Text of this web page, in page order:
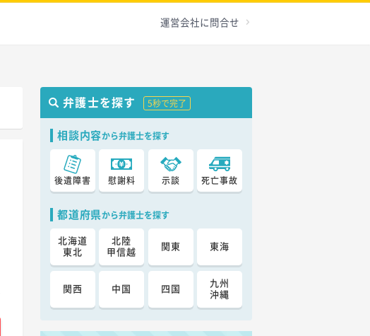
運営会社に問合せ
弁護士を探す 5秒で完了
相談内容から弁護士を探す
後遺障害 慰謝料 示談 死亡事故
都道府県から弁護士を探す
北海道
東北
北陸
甲信越
関東 東海
関西 中国 四国
九州
沖縄